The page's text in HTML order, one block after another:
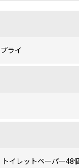
ライ
トイレットペーパー48